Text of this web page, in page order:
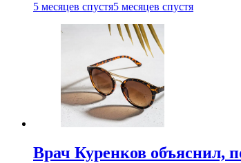
5 месяцев спустя5 месяцев спустя
Врач Куренков объяснил,